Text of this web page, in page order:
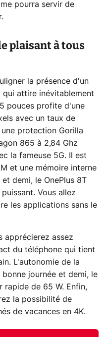
pourra servir de
plaisant à tous
la présence d'un
qui attire inévitablement
pouces profite d'une
avec un taux de
protection Gorilla
865 à 2,84 Ghz
la fameuse 5G. Il est
et une mémoire interne
demi, le OnePlus 8T
Vous allez
les applications sans le
apprécierez assez
du téléphone qui tient
L'autonomie de la
journée et demi, le
rapide de 65 W. Enfin,
la possibilité de
de vacances en 4K.